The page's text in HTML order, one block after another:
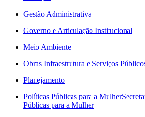
Gestão Administrativa
Governo e Articulação Institucional
Meio Ambiente
Obras Infraestrutura e Serviços
Planejamento
Políticas Públicas para a Mulher
Públicas para a Mulher